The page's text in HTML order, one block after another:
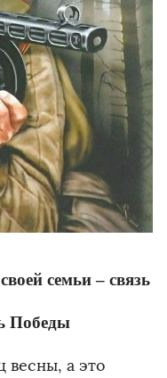
семьи – связь
Победы
весны, а это